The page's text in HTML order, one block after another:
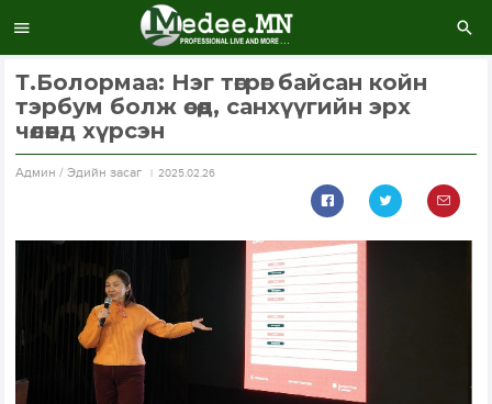
Т.Болормаа: Нэг төгрөг байсан койн
тэрбум болж өсөөд, санхүүгийн эрх
чөлөөнд хүрсэн
Aдмин / Эдийн засаг 2025.02.26